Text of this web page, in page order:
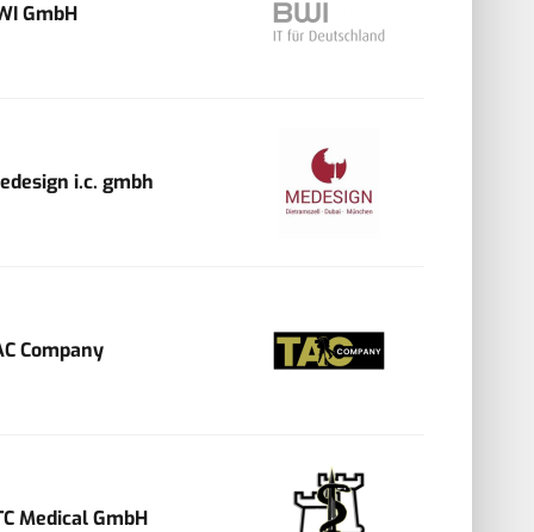
GmbH
i.c. gmbh
Company
Medical GmbH